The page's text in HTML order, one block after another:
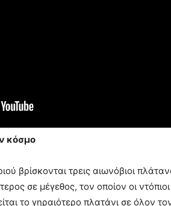
κόσμο
βρίσκονται τρεις αιωνόβιοι
σε μέγεθος, τον οποίον οι
το γηραιότερο πλατάνι σε όλον